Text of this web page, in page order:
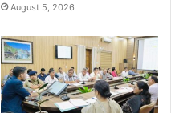
August 5, 2026